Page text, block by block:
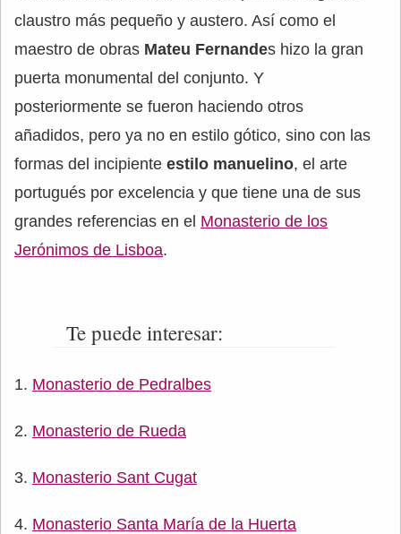
claustro más pequeño y austero. Así como el
maestro de obras Mateu Fernandes hizo la gran
puerta monumental del conjunto. Y
posteriormente se fueron haciendo otros
añadidos, pero ya no en estilo gótico, sino con las
formas del incipiente estilo manuelino, el arte
portugués por excelencia y que tiene una de sus
grandes referencias en el Monasterio de los
Jerónimos de Lisboa.
Te puede interesar:
Monasterio de Pedralbes
Monasterio de Rueda
Monasterio Sant Cugat
Monasterio Santa María de la Huerta